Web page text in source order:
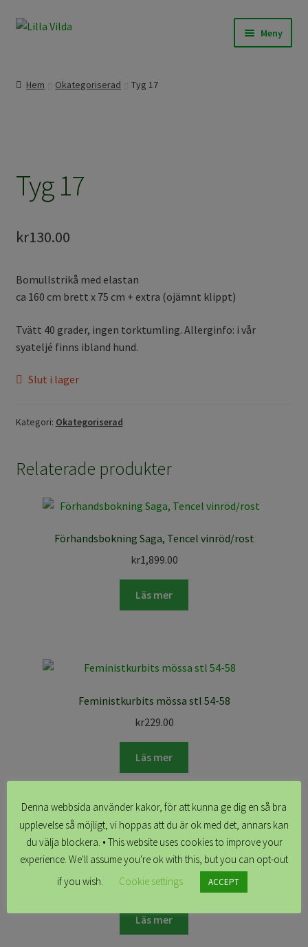
Hoppa
Hoppa
Meny
Om Lilla Vilda
Hem Okategoriserad Tyg 17
Tyg 17
kr130.00
Bomullstrikå med elastan
ca 160 cm brett x 75 cm + extra (ojämnt klippt)
Tvätt 40 grader, ingen torktumling. Allerginfo: i vår
syateljé finns ibland hund.
Slut i lager
Kategori: Okategoriserad
Relaterade produkter
Förhandsbokning Saga, Tencel vinröd/rost
kr1,899.00
Läs mer
Feministkurbits mössa stl 54-58
kr229.00
Läs mer
Vildamössa 46/48 rosa
kr349.00
Läs mer
Denna webbsida använder kakor, för att kunna ge dig en så bra
upplevelse så möjligt, vi hoppas att du är ok med det, annars kan
du välja blockera. • This website uses cookies to improve your
experience. We'll assume you're ok with this, but you can opt-out
if you wish.
Cookie settings ACCEPT